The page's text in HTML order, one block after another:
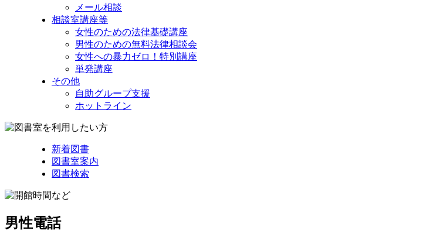
メール相談
相談室講座等
女性のための法律基礎講座
男性のための無料法律相談会
女性への暴力ゼロ！特別講座
単発講座
その他
自助グループ支援
ホットライン
新着図書
図書室案内
図書検索
男性電話